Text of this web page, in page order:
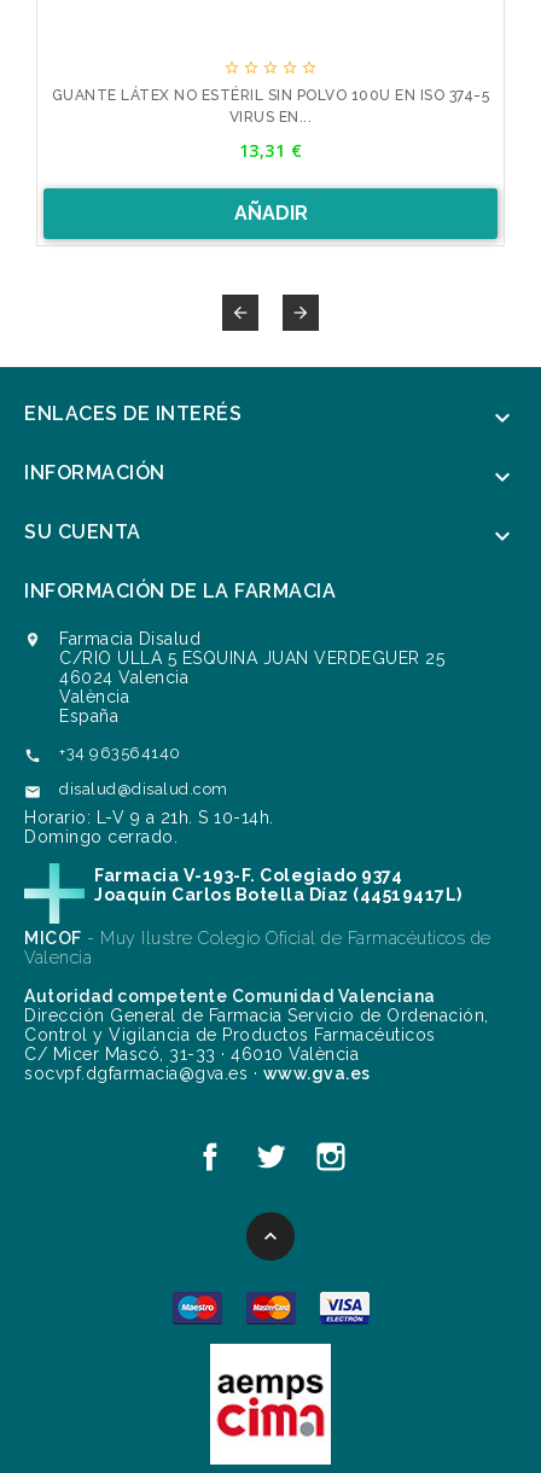
    
GUANTE LÁTEX NO ESTÉRIL SIN POLVO 100U EN ISO 374-5
VIRUS EN...
13,31 €
AÑADIR
 
ENLACES DE INTERÉS 
INFORMACIÓN 
SU CUENTA 
INFORMACIÓN DE LA FARMACIA

Farmacia Disalud
C/RIO ULLA 5 ESQUINA JUAN VERDEGUER 25
46024 Valencia
València
España
 +34 963564140
 disalud@disalud.com
Horario: L-V 9 a 21h. S 10-14h.
Domingo cerrado.
Farmacia V-193-F. Colegiado 9374
Joaquín Carlos Botella Díaz (44519417L)
MICOF - Muy Ilustre Colegio Oficial de Farmacéuticos de
Valencia
Autoridad competente Comunidad Valenciana
Dirección General de Farmacia Servicio de Ordenación,
Control y Vigilancia de Productos Farmacéuticos
C/ Micer Mascó, 31-33 · 46010 València
socvpf.dgfarmacia@gva.es · www.gva.es
